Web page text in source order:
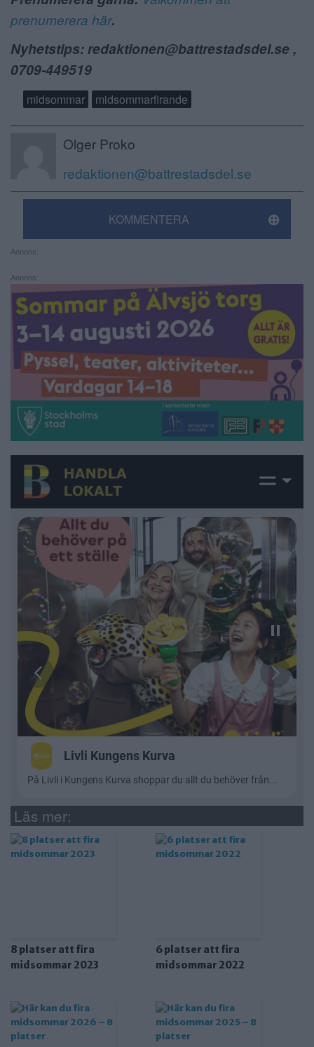
prenumerera här.
Nyhetstips: redaktionen@battrestadsdel.se ,
0709-449519
midsommar midsommarfirande
Olger Proko
redaktionen@battrestadsdel.se
KOMMENTERA
Annons:
Annons:
Läs mer:
8 platser att fira
midsommar 2023
6 platser att fira
midsommar 2022